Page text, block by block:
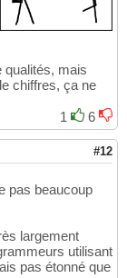
qualités, mais
chiffres, ça ne
1
6
#12
pas beaucoup
largement
utilisant
pas étonné que